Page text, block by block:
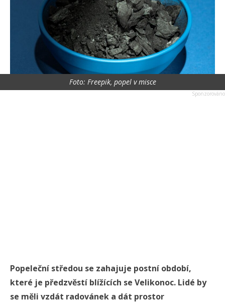
Foto: Freepik, popel v misce
Popeleční středou se zahajuje postní období,
které je předzvěstí blížících se Velikonoc. Lidé by
se měli vzdát radovánek a dát prostor